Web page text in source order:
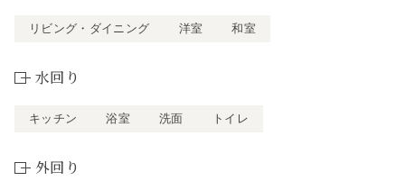
リビング・ダイニング 洋室 和室
水回り
キッチン 浴室 洗面 トイレ
外回り